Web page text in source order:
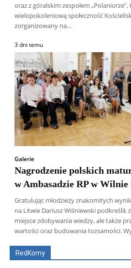
oraz z góralskim zespołem
wielopokoleniową społeczność
zorganizowany na...
3 dni temu
Galerie
Nagrodzenie polskich
w Ambasadzie RP w
Gratulując młodzieży znakomitych
na Litwie Dariusz Wiśniewski podkreślił,
miejsce zdobywania wiedzy, ale także
wartości oraz budowania tożsamości.
RedKomy
Wszyscy Aleksander
Artur
ks. Jarosław